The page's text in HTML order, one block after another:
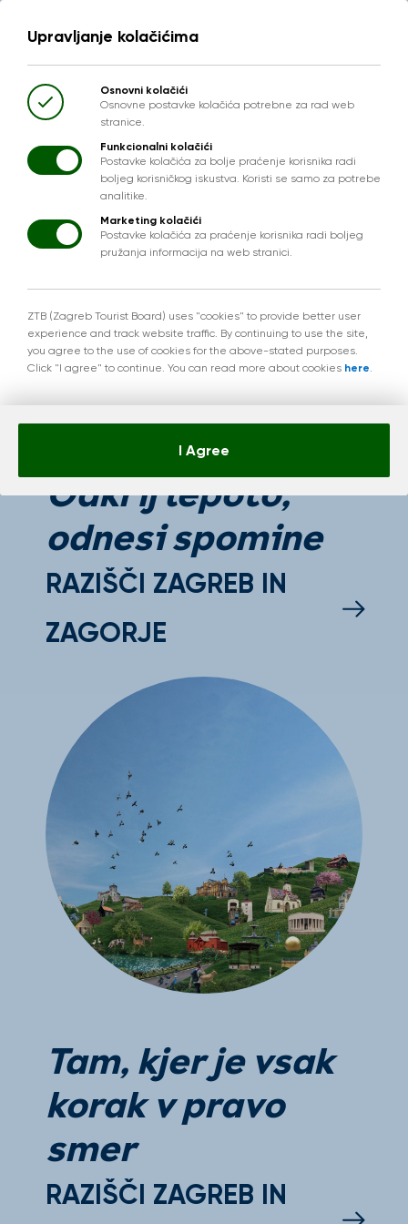
Odkrij lepoto,
odnesi spomine
RAZIŠČI ZAGREB IN
ZAGORJE
Tam, kjer je vsak
korak v pravo
smer
RAZIŠČI ZAGREB IN
Upravljanje kolačićima
Osnovni kolačići
Osnovne postavke kolačića potrebne za rad web
stranice.
Funkcionalni kolačići
Postavke kolačića za bolje praćenje korisnika radi
boljeg korisničkog iskustva. Koristi se samo za potrebe
analitike.
Marketing kolačići
Postavke kolačića za praćenje korisnika radi boljeg
pružanja informacija na web stranici.
ZTB (Zagreb Tourist Board) uses "cookies" to provide better user
experience and track website traffic. By continuing to use the site,
you agree to the use of cookies for the above-stated purposes.
Click "I agree" to continue. You can read more about cookies here.
I Agree